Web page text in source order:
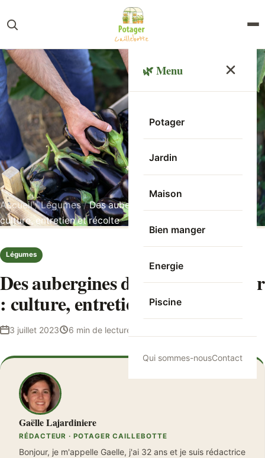
🌿 Menu
Potager
Jardin
Maison
Bien manger
Energie
Piscine
Qui sommes-nousContact
Accueil / Légumes/ Des aubergines dans votre potager :
culture, entretien et récolte
Légumes
Des aubergines dans votre potager
: culture, entretien et récolte
3 juillet 2023 6 min de lecture
Gaëlle Lajardiniere
RÉDACTEUR · POTAGER CAILLEBOTTE
Bonjour, je m'appelle Gaelle, j'ai 32 ans et je suis rédactrice